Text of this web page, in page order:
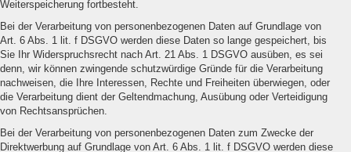
Weiterspeicherung fortbesteht.
Bei der Verarbeitung von personenbezogenen Daten auf Grundlage von
Art. 6 Abs. 1 lit. f DSGVO werden diese Daten so lange gespeichert, bis
Sie Ihr Widerspruchsrecht nach Art. 21 Abs. 1 DSGVO ausüben, es sei
denn, wir können zwingende schutzwürdige Gründe für die Verarbeitung
nachweisen, die Ihre Interessen, Rechte und Freiheiten überwiegen, oder
die Verarbeitung dient der Geltendmachung, Ausübung oder Verteidigung
von Rechtsansprüchen.
Bei der Verarbeitung von personenbezogenen Daten zum Zwecke der
Direktwerbung auf Grundlage von Art. 6 Abs. 1 lit. f DSGVO werden diese